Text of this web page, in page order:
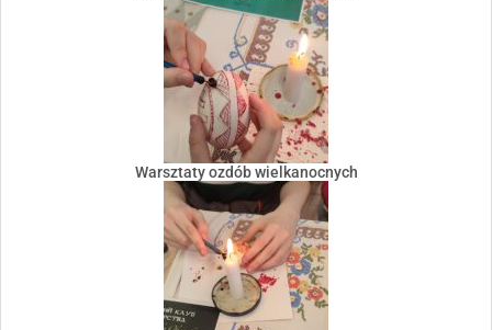
Warsztaty ozdób wielkanocnych